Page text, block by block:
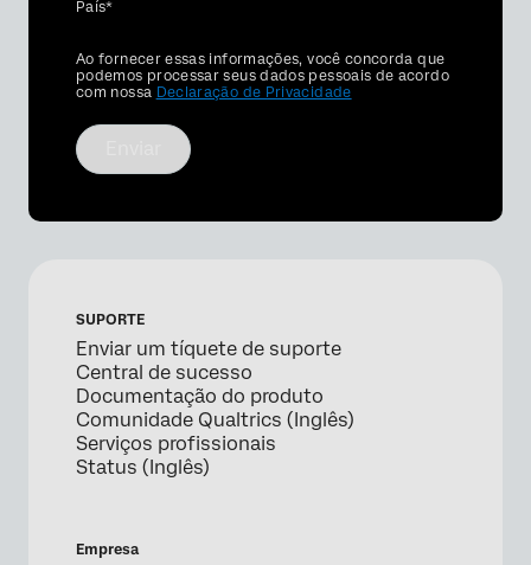
País*
Privacy
Optin
Ao fornecer essas informações, você concorda que
podemos processar seus dados pessoais de acordo
com nossa Declaração de Privacidade
SUPORTE
Enviar um tíquete de suporte
Central de sucesso
Documentação do produto
Comunidade Qualtrics (Inglês)
Serviços profissionais
Status (Inglês)
Empresa